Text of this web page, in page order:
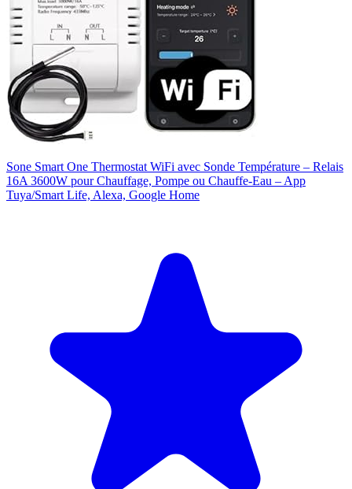
Sone Smart One Thermostat WiFi avec Sonde Température – Relais
16A 3600W pour Chauffage, Pompe ou Chauffe-Eau – App
Tuya/Smart Life, Alexa, Google Home